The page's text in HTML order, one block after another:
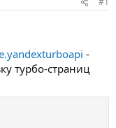
-
турбо-страниц